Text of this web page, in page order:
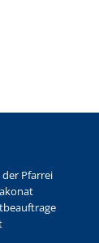
Pfarrei